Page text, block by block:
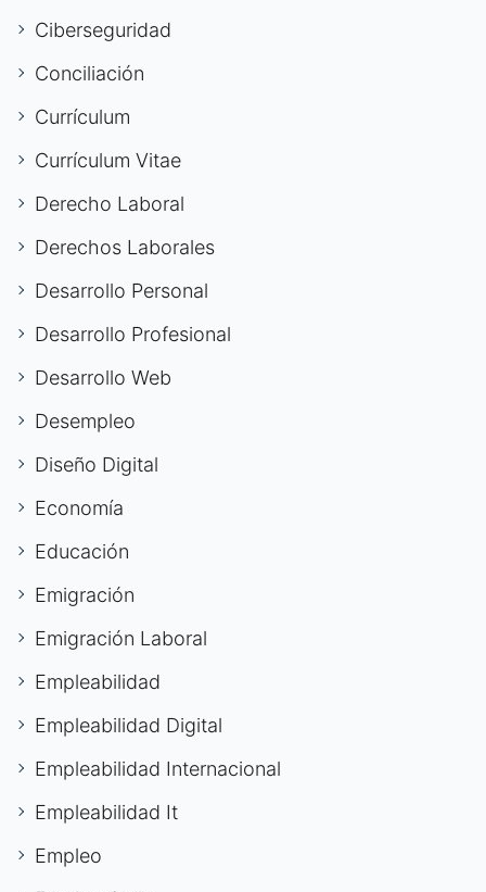
Ciberseguridad
Conciliación
Currículum
Currículum Vitae
Derecho Laboral
Derechos Laborales
Desarrollo Personal
Desarrollo Profesional
Desarrollo Web
Desempleo
Diseño Digital
Economía
Educación
Emigración
Emigración Laboral
Empleabilidad
Empleabilidad Digital
Empleabilidad Internacional
Empleabilidad It
Empleo